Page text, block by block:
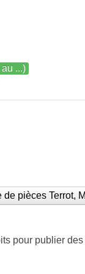
...)
pièces Terrot,
pour publier